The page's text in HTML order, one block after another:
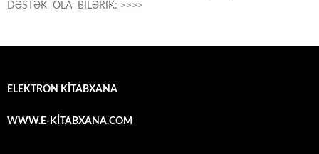
DƏSTƏK OLA BİLƏRİK: >>>>
ELEKTRON KİTABXANA
WWW.E-KİTABXANA.COM